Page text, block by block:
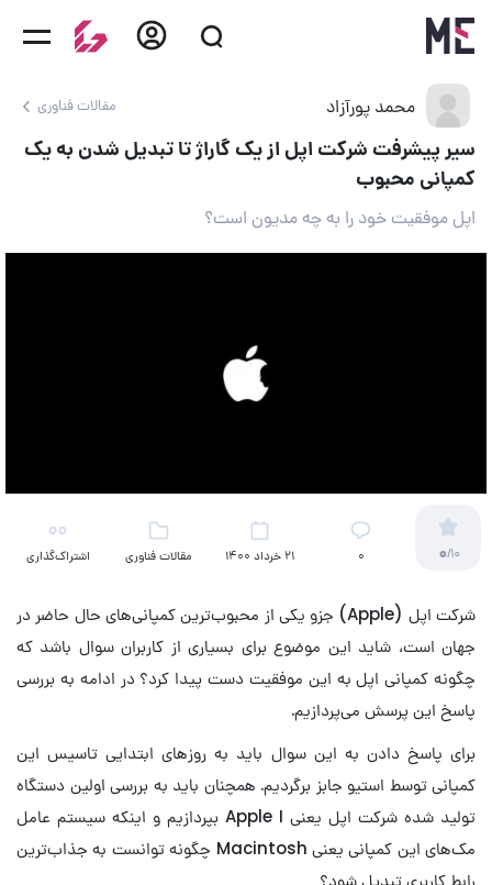
محمد پورآزاد مقالات فناوری
سیر پیشرفت شرکت اپل از یک گاراژ تا تبدیل شدن به یک
کمپانی محبوب
اپل موفقیت خود را به چه مدیون است؟
0/10 ۰ 21 خرداد 1400 مقالات فناوری اشتراک‌گذاری
شرکت اپل (Apple) جزو یکی از محبوب‌ترین کمپانی‌های حال حاضر در
جهان است، شاید این موضوع برای بسیاری از کاربران سوال باشد که
چگونه کمپانی اپل به این موفقیت دست پیدا کرد؟ در ادامه به بررسی
پاسخ این پرسش می‌پردازیم.
برای پاسخ دادن به این سوال باید به روزهای ابتدایی تاسیس این
کمپانی توسط استیو جابز برگردیم. همچنان باید به بررسی اولین دستگاه
تولید شده شرکت اپل یعنی Apple I بپردازیم و اینکه سیستم عامل
مک‌های این کمپانی یعنی Macintosh چگونه توانست به جذاب‌ترین
رابط کاربری تبدیل شود؟